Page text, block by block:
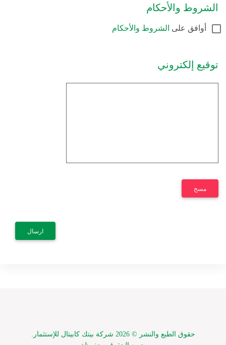
الشروط والأحكام
أوافق على الشروط والأحكام
توقيع إلكتروني
مسح
ارسال
حقوق الطبع والنشر ©
2026 شركة بيتك كابيتال للإستثمار.